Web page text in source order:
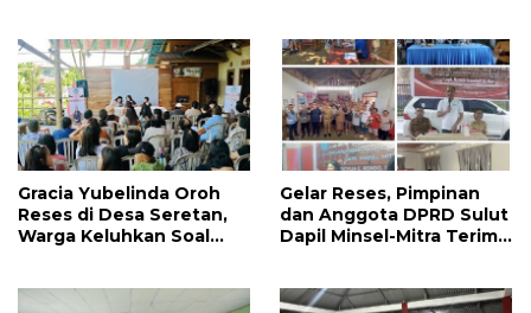
Warga
Gracia Yubelinda Oroh
Reses di Desa Seretan,
Warga Keluhkan Soal
Gelar Reses, Pimpinan
dan Anggota DPRD Sulut
Dapil Minsel-Mitra Terima